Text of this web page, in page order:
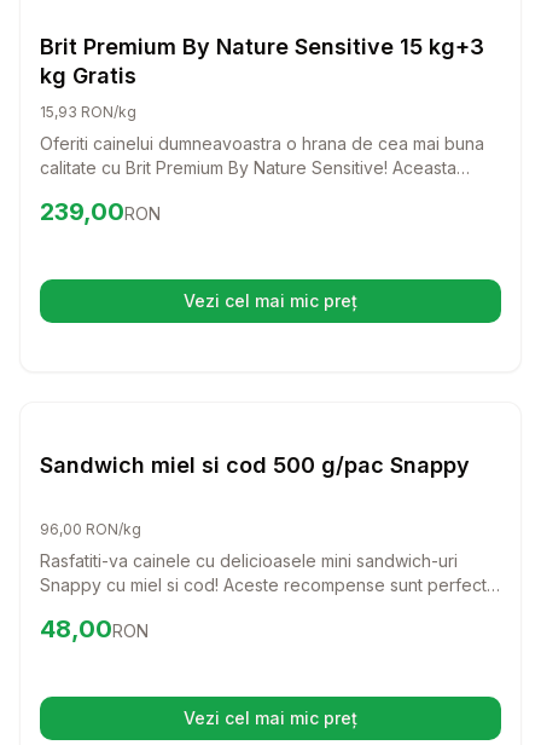
Caini
Brit Premium By Nature Sensitive 15 kg+3
kg Gratis
15,93 RON/kg
Oferiti cainelui dumneavoastra o hrana de cea mai buna
calitate cu Brit Premium By Nature Sensitive! Aceasta
special creata pentru a sustine cainii cu sensibilitati
Preț: 239.00 RON
239,00RON
Vezi cel mai mic preț(se deschide într-o filă nouă)
Sandwich miel si cod 500 g/pac Snappy
96,00 RON/kg
Rasfatiti-va cainele cu delicioasele mini sandwich-uri
Snappy cu miel si cod! Aceste recompense sunt perfecte
nutritional echilibrat.
Preț:48.00
48,00RON
Vezi cel mai mic preț(se deschide într-o filă nouă)